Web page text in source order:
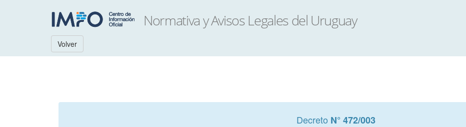
Volver
Decreto N° 472/003